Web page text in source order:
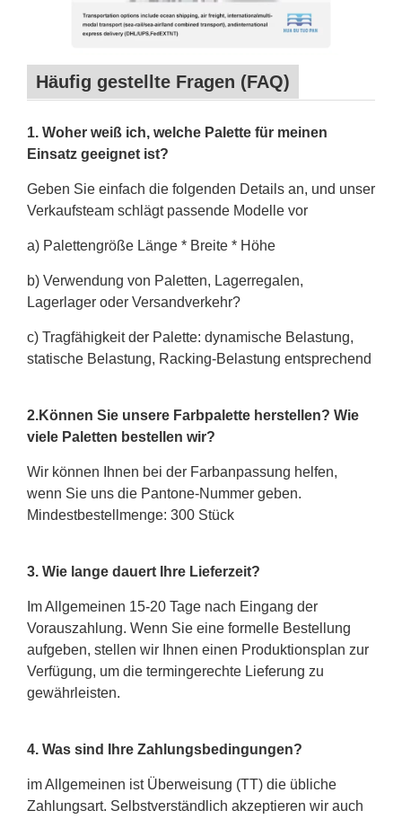
Häufig gestellte Fragen (FAQ)
1. Woher weiß ich, welche Palette für meinen
Einsatz geeignet ist?
Geben Sie einfach die folgenden Details an, und unser
Verkaufsteam schlägt passende Modelle vor
a) Palettengröße Länge * Breite * Höhe
b) Verwendung von Paletten, Lagerregalen,
Lagerlager oder Versandverkehr?
c) Tragfähigkeit der Palette: dynamische Belastung,
statische Belastung, Racking-Belastung entsprechend
2.Können Sie unsere Farbpalette herstellen? Wie
viele Paletten bestellen wir?
Wir können Ihnen bei der Farbanpassung helfen,
wenn Sie uns die Pantone-Nummer geben.
Mindestbestellmenge: 300 Stück
3. Wie lange dauert Ihre Lieferzeit?
Im Allgemeinen 15-20 Tage nach Eingang der
Vorauszahlung. Wenn Sie eine formelle Bestellung
aufgeben, stellen wir Ihnen einen Produktionsplan zur
Verfügung, um die termingerechte Lieferung zu
gewährleisten.
4. Was sind Ihre Zahlungsbedingungen?
im Allgemeinen ist Überweisung (TT) die übliche
Zahlungsart. Selbstverständlich akzeptieren wir auch